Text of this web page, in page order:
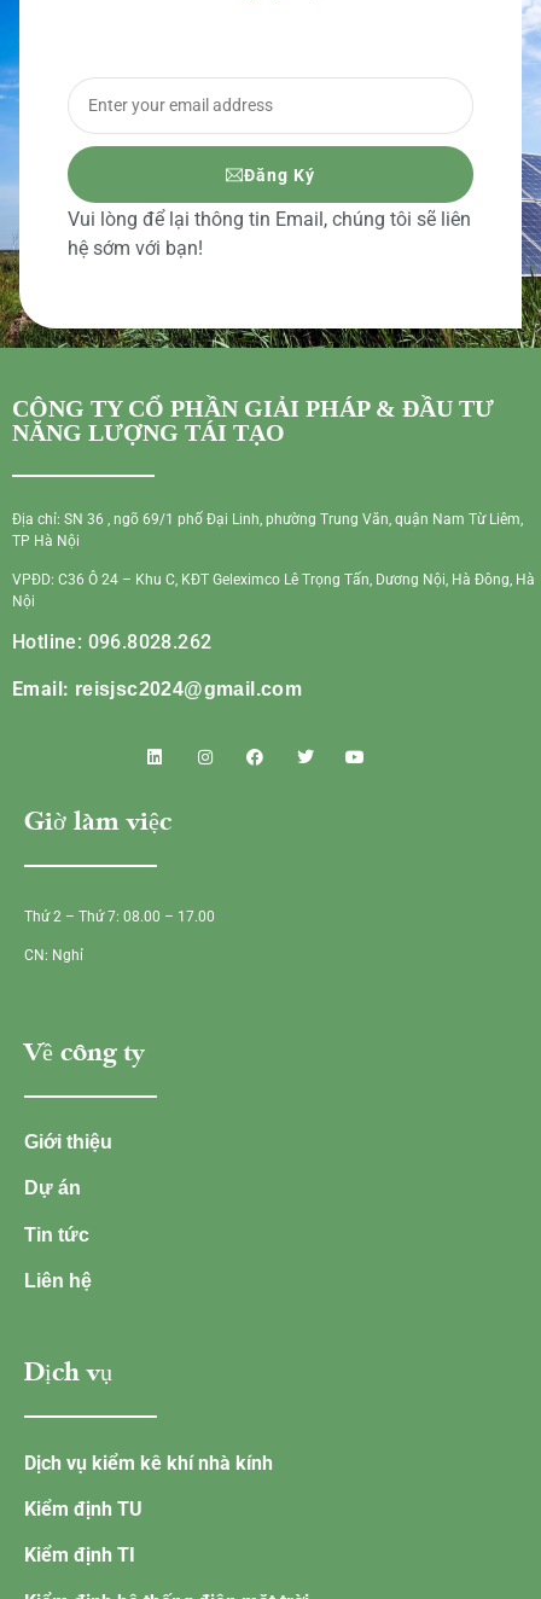
Đăng Ký
Vui lòng để lại thông tin Email, chúng tôi sẽ liên
hệ sớm với bạn!
CÔNG TY CỔ PHẦN GIẢI PHÁP & ĐẦU TƯ
NĂNG LƯỢNG TÁI TẠO
Địa chỉ: SN 36 , ngõ 69/1 phố Đại Linh, phường Trung Văn, quận Nam Từ Liêm,
TP Hà Nội
VPĐD: C36 Ô 24 – Khu C, KĐT Geleximco Lê Trọng Tấn, Dương Nội, Hà Đông, Hà
Nội
Hotline: 096.8028.262
Email: reisjsc2024@gmail.com
Giờ làm việc
Thứ 2 – Thứ 7: 08.00 – 17.00
CN: Nghỉ
Về công ty
Giới thiệu
Dự án
Tin tức
Liên hệ
Dịch vụ
Dịch vụ kiểm kê khí nhà kính
Kiểm định TU
Kiểm định TI